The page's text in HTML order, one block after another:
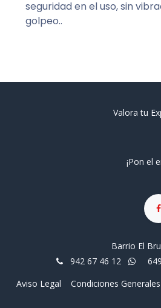
seguridad en el uso, sin
golpeo..
Valora tu
¡Pon el
Barrio El
942 67 46 12
Aviso Legal
Condiciones